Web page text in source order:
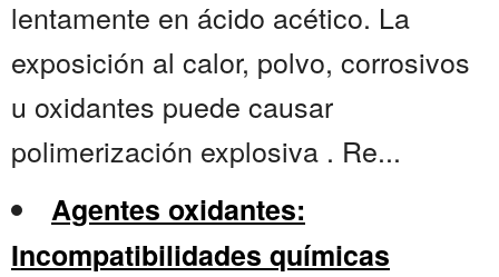
lentamente en ácido acético. La
exposición al calor, polvo, corrosivos
u oxidantes puede causar
polimerización explosiva . Re...
Agentes oxidantes:
Incompatibilidades químicas